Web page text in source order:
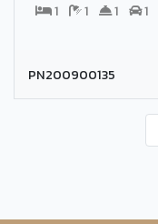
1
1 1
1
PN200900135